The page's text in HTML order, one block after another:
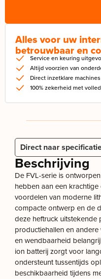
Alles voor uw
betrouwbaar en
Service en keuring
Altijd voorzien van
Direct inzetklare
100% zekerheid met
Direct naar
Beschrijving
De FVL-serie is
hebben aan een
voordelen van moderne
compacte ontwerp en de
deze heftruck uitstekende
productiehallen en
en wendbaarheid
ion batterij zorgt voor
ondersteunt tussentijds
beschikbaarheid tijdens